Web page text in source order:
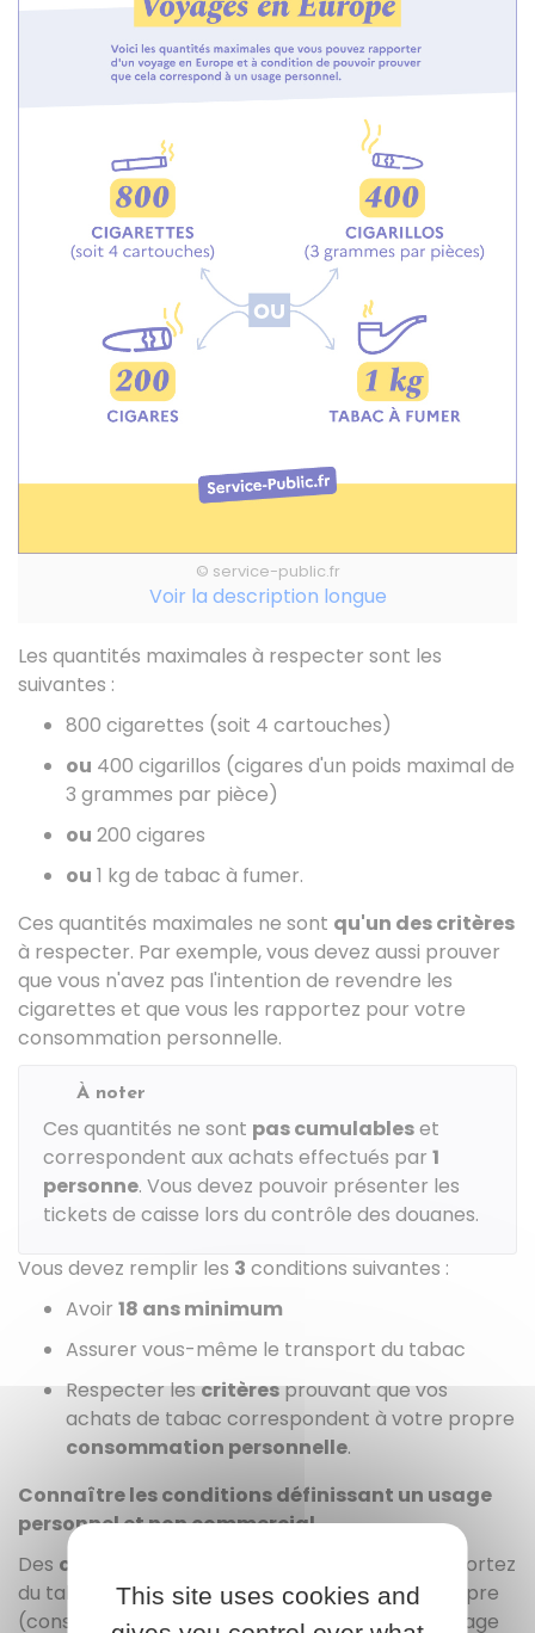
© service-public.fr
Voir la description longue
Les quantités maximales à respecter sont les
suivantes :
800 cigarettes (soit 4 cartouches)
ou 400 cigarillos (cigares d'un poids maximal de
3 grammes par pièce)
ou 200 cigares
ou 1 kg de tabac à fumer.
Ces quantités maximales ne sont qu'un des critères
à respecter. Par exemple, vous devez aussi prouver
que vous n'avez pas l'intention de revendre les
cigarettes et que vous les rapportez pour votre
consommation personnelle.
À noter
Ces quantités ne sont pas cumulableset
correspondent aux achats effectués par 1
personne. Vous devez pouvoir présenter les
tickets de caisse lors du contrôle des douanes.
Vous devez remplir les 3 conditions suivantes :
Avoir 18 ans minimum
Assurer vous-même le transport du tabac
Respecter lescritèresprouvant que vos
achats de tabac correspondent à votre propre
consommation personnelle.
Connaître les conditions définissant un usage
personnel et non commercial
Des critères
sont définis pour juger si vous rapportez
du tabac d'un pays de l'UEpour votre usage propre
(consommation personnelle) et non pour un usage
This site uses cookies and